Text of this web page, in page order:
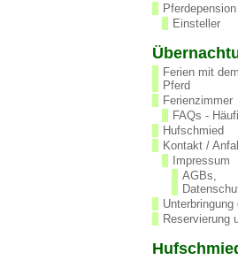
Pferdepension
Einsteller
Ferien mit
Pferd
Ferienzimmer
FAQs -
Hufschmied
Kontakt /
Impressum
AGBs,
Unterbringung
Reservierung